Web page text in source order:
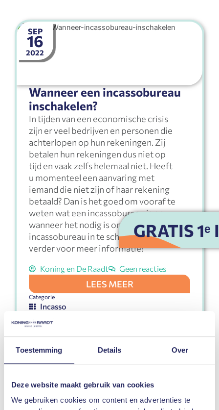
Toestemming Details Over
Deze website maakt gebruik van cookies
We gebruiken cookies om content en advertenties te
GRATIS
SEP
16
2022
Categorie
Incasso
incassobureau
Wanneer een incassobureau
inschakelen?
In tijden van een economische crisis
zijn er veel bedrijven en personen die
achterlopen op hun rekeningen. Zij
betalen hun rekeningen dus niet op
tijd en vaak zelfs helemaal niet. Heeft
u momenteel een aanvaring met
iemand die niet zijn of haar rekening
betaald? Dan is het goed om vooraf te
weten wat een incassobureau is en
wanneer het nodig is om een
incassobureau in te schakelen. Lees
verder voor meer informatie!
Koning en De Raadt Geen reacties
LEES MEER
MEI
18